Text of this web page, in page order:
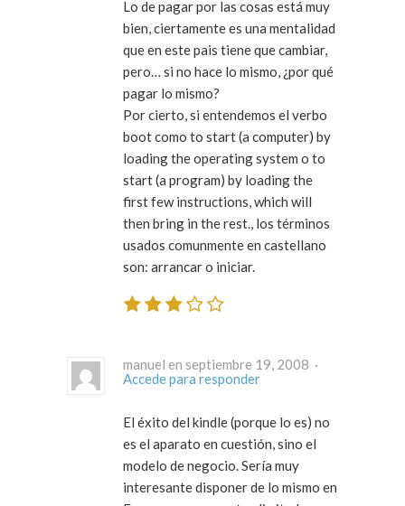
Lo de pagar por las cosas está muy
bien, ciertamente es una mentalidad
que en este pais tiene que cambiar,
pero… si no hace lo mismo, ¿por qué
pagar lo mismo?
Por cierto, si entendemos el verbo
bootcomo to start (a computer) by
loading the operating system o to
start (a program) by loading the
first few instructions, which will
then bring in the rest., los términos
usados comunmente en castellano
son: arrancar o iniciar.
manuel en septiembre 19, 2008 ·
Accede para responder
El éxito del kindle (porque lo es) no
es el aparato en cuestión, sino el
modelo de negocio. Sería muy
interesante disponer de lo mismo en